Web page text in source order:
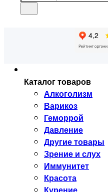
Каталог товаров
Алкоголизм
Варикоз
Геморрой
Давление
Другие товары
Зрение и слух
Иммунитет
Красота